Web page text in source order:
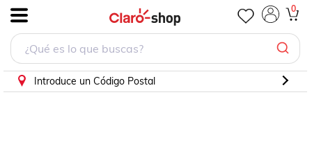
0
Introduce un Código Postal
Claroshop.com | Compra en Línea millones de productos